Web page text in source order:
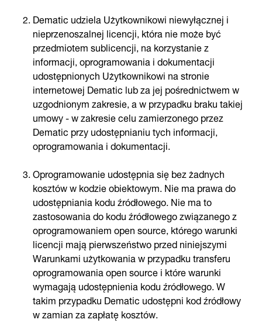
Dematic udziela Użytkownikowi niewyłącznej i
nieprzenoszalnej licencji, która nie może być
przedmiotem sublicencji, na korzystanie z
informacji, oprogramowania i dokumentacji
udostępnionych Użytkownikowi na stronie
internetowej Dematic lub za jej pośrednictwem w
uzgodnionym zakresie, a w przypadku braku takiej
umowy - w zakresie celu zamierzonego przez
Dematic przy udostępnianiu tych informacji,
oprogramowania i dokumentacji.
Oprogramowanie udostępnia się bez żadnych
kosztów w kodzie obiektowym. Nie ma prawa do
udostępniania kodu źródłowego. Nie ma to
zastosowania do kodu źródłowego związanego z
oprogramowaniem open source, którego warunki
licencji mają pierwszeństwo przed niniejszymi
Warunkami użytkowania w przypadku transferu
oprogramowania open source i które warunki
wymagają udostępnienia kodu źródłowego. W
takim przypadku Dematic udostępni kod źródłowy
w zamian za zapłatę kosztów.